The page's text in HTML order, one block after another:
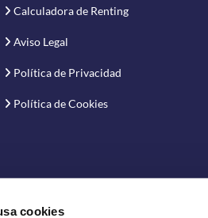
cookies
Calculadora de Renting
Aviso Legal
Política de Privacidad
Política de Cookies